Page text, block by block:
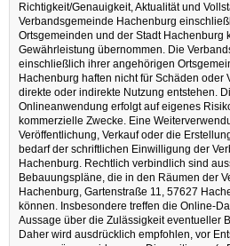
Richtigkeit/Genauigkeit, Aktualität und
Verbandsgemeinde Hachenburg
Ortsgemeinden und der Stadt Hachenburg
Gewährleistung übernommen. Die
einschließlich ihrer angehörigen
Hachenburg haften nicht für Schäden oder
direkte oder indirekte Nutzung entstehen.
Onlineanwendung erfolgt auf eigenes
kommerzielle Zwecke. Eine
Veröffentlichung, Verkauf oder die
bedarf der schriftlichen Einwilligung der
Hachenburg. Rechtlich verbindlich sind
Bebauungspläne, die in den Räumen der
Hachenburg, Gartenstraße 11, 57627
können. Insbesondere treffen die Online-
Aussage über die Zulässigkeit eventueller
Daher wird ausdrücklich empfohlen, vor